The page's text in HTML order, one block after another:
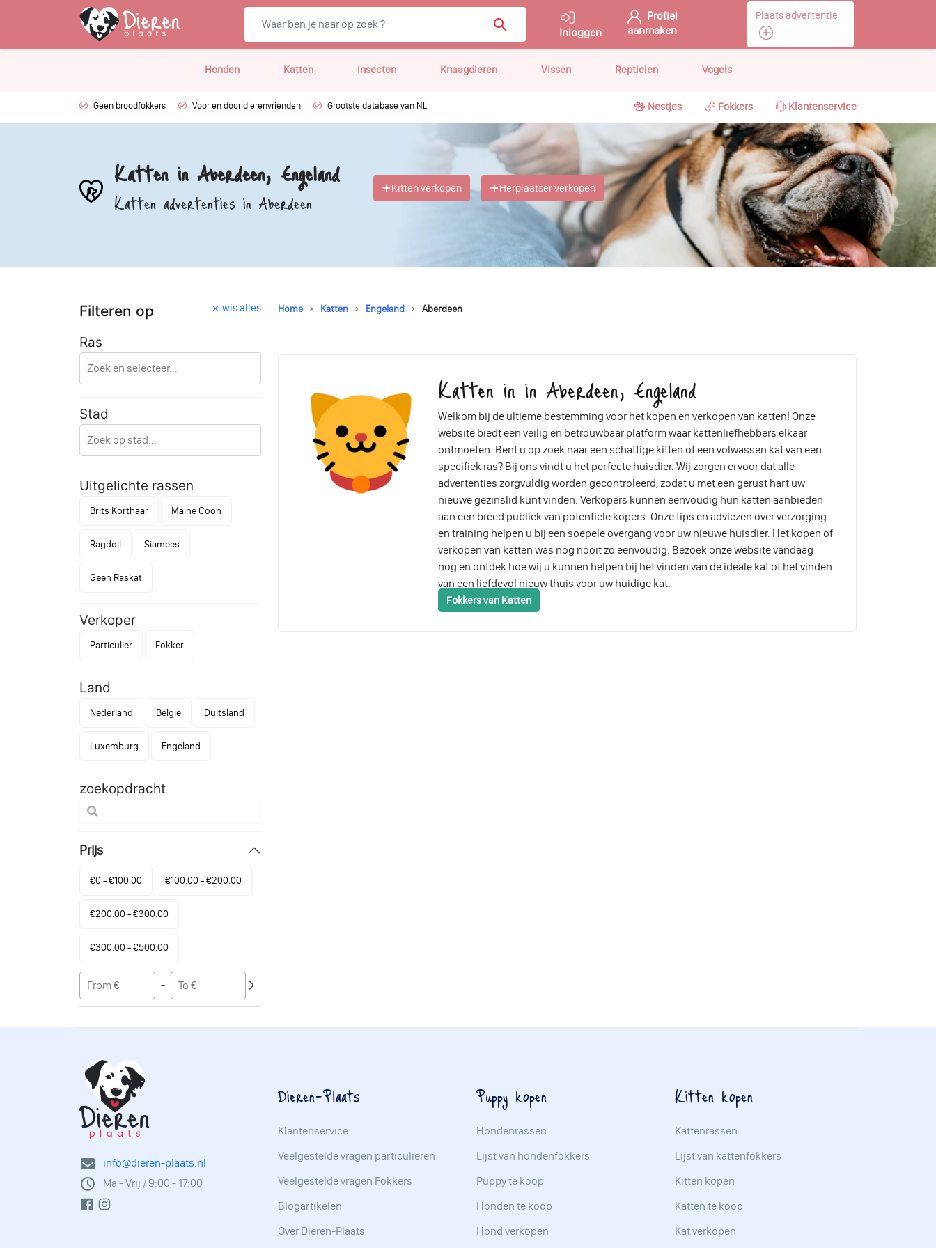
Inloggen
Profiel
aanmaken
Plaats advertentie
Honden Katten Insecten Knaagdieren Vissen Reptielen Vogels
Geen broodfokkers Voor en door dierenvrienden Grootste database van NL Nestjes Fokkers Klantenservice
Katten in Aberdeen, Engeland
Katten advertenties in Aberdeen Kitten verkopen Herplaatser verkopen
Filteren op wis alles
Ras
Stad
Uitgelichte rassen
Brits Korthaar Maine Coon
Ragdoll Siamees
Geen Raskat
Verkoper
Particulier Fokker
Land
Nederland Belgie Duitsland
Luxemburg Engeland
zoekopdracht
Prijs
€0 - €100.00 €100.00 - €200.00
€200.00 - €300.00
€300.00 - €500.00
-
Home Katten Engeland Aberdeen
Katten in in Aberdeen, Engeland
Welkom bij de ultieme bestemming voor het kopen en verkopen van katten! Onze
website biedt een veilig en betrouwbaar platform waar kattenliefhebbers elkaar
ontmoeten. Bent u op zoek naar een schattige kitten of een volwassen kat van een
specifiek ras? Bij ons vindt u het perfecte huisdier. Wij zorgen ervoor dat alle
advertenties zorgvuldig worden gecontroleerd, zodat u met een gerust hart uw
nieuwe gezinslid kunt vinden. Verkopers kunnen eenvoudig hun katten aanbieden
aan een breed publiek van potentiële kopers. Onze tips en adviezen over verzorging
en training helpen u bij een soepele overgang voor uw nieuwe huisdier. Het kopen of
verkopen van katten was nog nooit zo eenvoudig. Bezoek onze website vandaag
nog en ontdek hoe wij u kunnen helpen bij het vinden van de ideale kat of het vinden
van een liefdevol nieuw thuis voor uw huidige kat.
Fokkers van Katten
info@dieren-plaats.nl
Ma - Vrij / 9:00 - 17:00
Dieren-Plaats
Klantenservice
Veelgestelde vragen particulieren
Veelgestelde vragen Fokkers
Blogartikelen
Over Dieren-Plaats
Puppy kopen
Hondenrassen
Lijst van hondenfokkers
Puppy te koop
Honden te koop
Hond verkopen
Kitten kopen
Kattenrassen
Lijst van kattenfokkers
Kitten kopen
Katten te koop
Kat verkopen